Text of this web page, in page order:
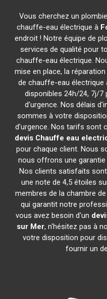
Vous cherchez un
chauffe-eau électrique à
endroit ! Notre équipe de
services de qualité pour
chauffe-eau électrique.
mise en place, la
de chauffe-eau électrique
disponibles 24h/24, 7j/7
d'urgence. Nos délais
sommes à votre
d'urgence. Nos tarifs sont
devis Chauffe eau
pour chaque client. Nous
nous offrons une
Nos clients satisfaits
une note de 4,5 étoiles
membres de la chambre
qui garantit notre
vous avez besoin d'un
sur Mer, n'hésitez pas à
votre disposition pour
fournir un